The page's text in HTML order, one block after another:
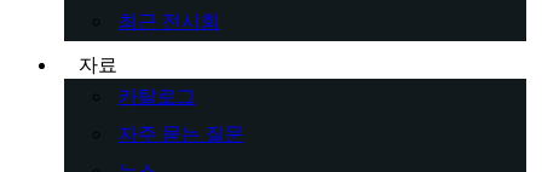
최근 전시회
자료
카탈로그
자주 묻는 질문